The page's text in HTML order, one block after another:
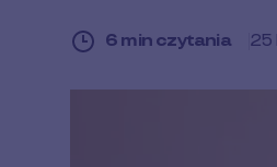
6 min czytania 25